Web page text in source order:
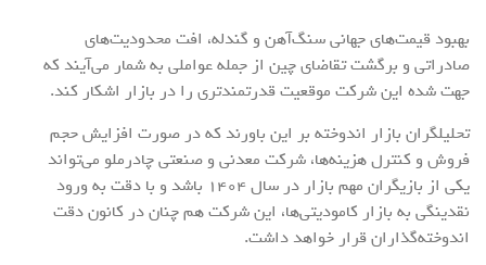
بهبود قیمت‌های جهانی سنگ‌آهن و گندله، افت محدودیت‌های
صادراتی و برگشت تقاضای چین از جمله عواملی به شمار می‌آیند که
جهت شده این شرکت موقعیت قدرتمندتری را در بازار اشکار کند.
تحلیلگران بازار اندوخته بر این باورند که در صورت افزایش حجم
فروش و کنترل هزینه‌ها، شرکت معدنی و صنعتی چادرملو می‌تواند
یکی از بازیگران مهم بازار در سال 1404 باشد و با دقت به ورود
نقدینگی به بازار کامودیتی‌ها، این شرکت هم چنان در کانون دقت
اندوخته‌گذاران قرار خواهد داشت.